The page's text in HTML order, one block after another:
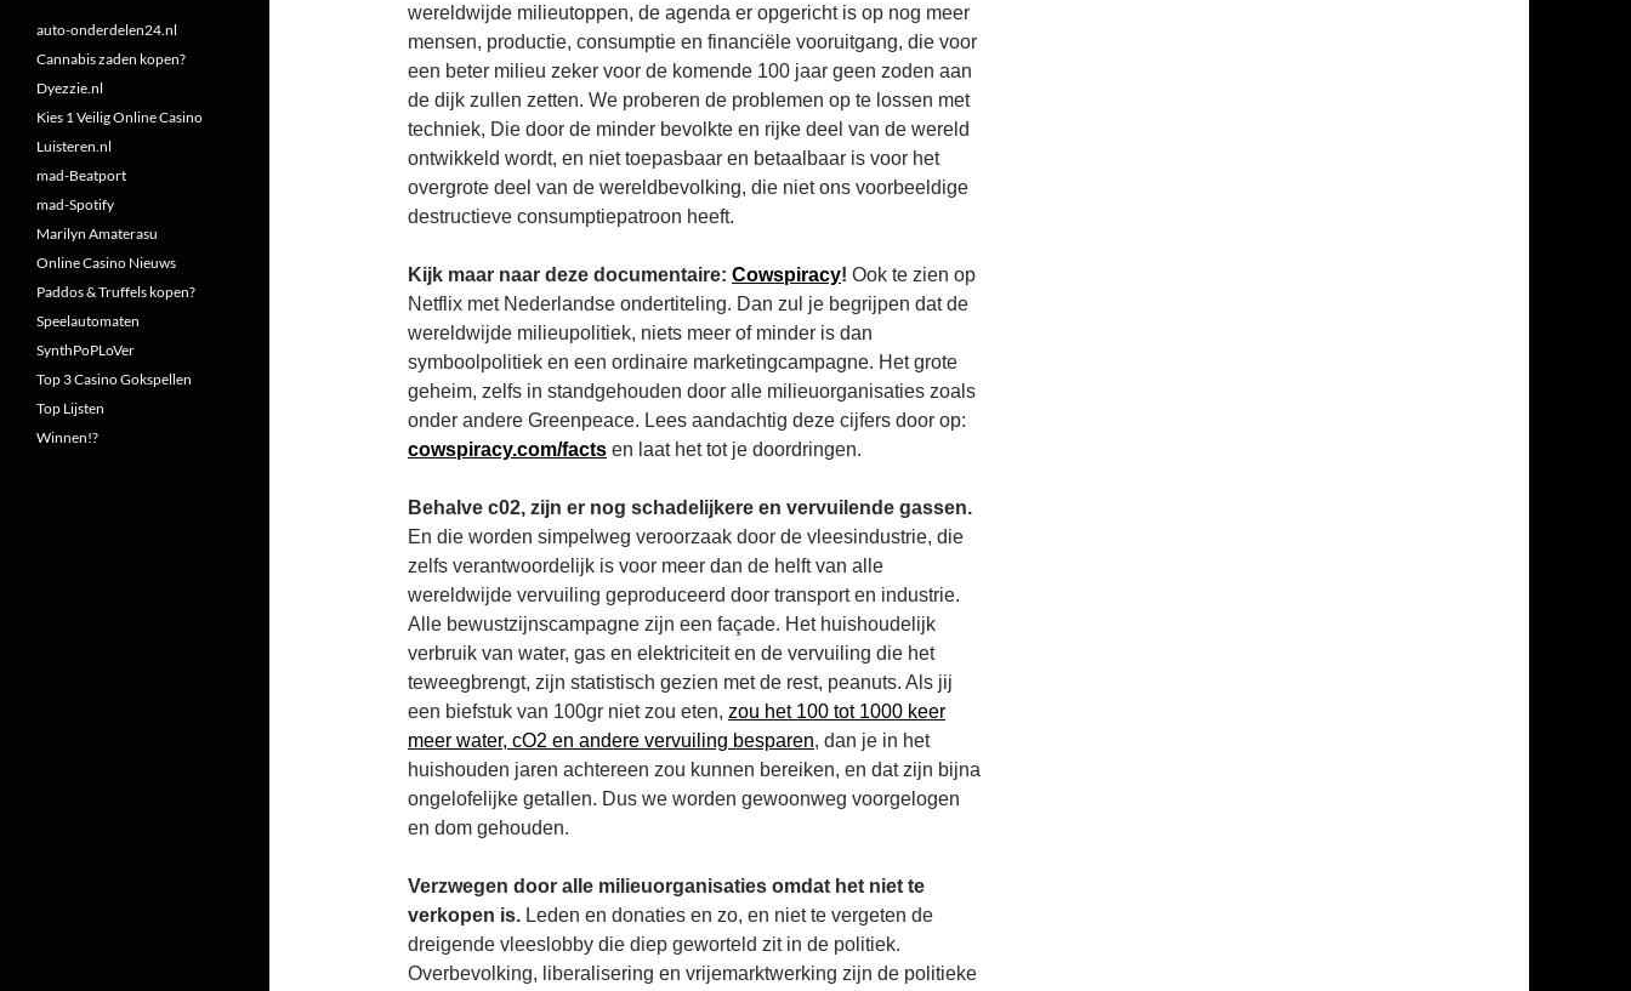
wereldwijde milieutoppen, de agenda er opgericht is op nog meer
mensen, productie, consumptie en financiële vooruitgang, die voor
een beter milieu zeker voor de komende 100 jaar geen zoden aan
de dijk zullen zetten. We proberen de problemen op te lossen met
techniek, Die door de minder bevolkte en rijke deel van de wereld
ontwikkeld wordt, en niet toepasbaar en betaalbaar is voor het
overgrote deel van de wereldbevolking, die niet ons voorbeeldige
destructieve consumptiepatroon heeft.
Kijk maar naar deze documentaire: Cowspiracy! Ook te zien op
Netflix met Nederlandse ondertiteling. Dan zul je begrijpen dat de
wereldwijde milieupolitiek, niets meer of minder is dan
symboolpolitiek en een ordinaire marketingcampagne. Het grote
geheim, zelfs in standgehouden door alle milieuorganisaties zoals
onder andere Greenpeace. Lees aandachtig deze cijfers door op:
cowspiracy.com/facts en laat het tot je doordringen.
Behalve c02, zijn er nog schadelijkere en vervuilende gassen.
En die worden simpelweg veroorzaak door de vleesindustrie, die
zelfs verantwoordelijk is voor meer dan de helft van alle
wereldwijde vervuiling geproduceerd door transport en industrie.
Alle bewustzijnscampagne zijn een façade. Het huishoudelijk
verbruik van water, gas en elektriciteit en de vervuiling die het
teweegbrengt, zijn statistisch gezien met de rest, peanuts. Als jij
een biefstuk van 100gr niet zou eten, zou het 100 tot 1000 keer
meer water, cO2 en andere vervuiling besparen, dan je in het
huishouden jaren achtereen zou kunnen bereiken, en dat zijn bijna
ongelofelijke getallen. Dus we worden gewoonweg voorgelogen
en dom gehouden.
Verzwegen door alle milieuorganisaties omdat het niet te
verkopen is. Leden en donaties en zo, en niet te vergeten de
dreigende vleeslobby die diep geworteld zit in de politiek.
Overbevolking, liberalisering en vrijemarktwerking zijn de politieke
auto-onderdelen24.nl
Cannabis zaden kopen?
Dyezzie.nl
Kies 1 Veilig Online Casino
Luisteren.nl
mad-Beatport
mad-Spotify
Marilyn Amaterasu
Online Casino Nieuws
Paddos & Truffels kopen?
Speelautomaten
SynthPoPLoVer
Top 3 Casino Gokspellen
Top Lijsten
Winnen!?